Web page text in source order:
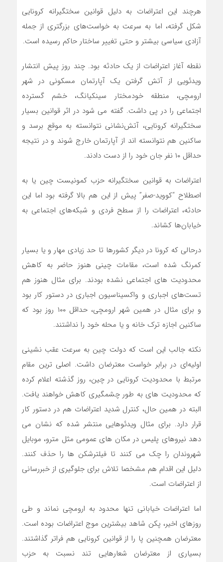
هرچند این اعتراضات به دلیل قوانین سختگیرانه کرونایی
شکل گرفته، اما به سرعت به خواست‌های بزرگتری از جمله
آزادی سیاسی بیشتر و حتی تغییر ساختار حاکم رسیده است.
نقطه آغاز اعتراضات از یک حادثه بود. چند روز پیش انتشار
ویدئویی از آتش گرفتن یک آپارتمان مسکونی در شهر
ارومچی، منطقه خودمختار سینکیانگ، خشم گسترده
اجتماعی را در پی داشت. گفته می شود در اثر قوانین بسیار
سختگیرانه کرونایی، آتش‌نشانی نتوانسته به موقع برسد و
ساکنین هم نتوانسته اند از آپارتمان خارج شوند و در نتیجه
حداقل ۱۰ نفر جان خود را از دست دادند.
اعتراضات به قوانین سختگیرانه حزب کمونیست چین یا به
اصطلاح “کووید-صفر” پیش از این هم بالا گرفته بود اما این
حادثه، اعتراضات را از سطح فردی و شبکه‌های اجتماعی به
خیابان‌ها کشاند.
درحالی که کرونا در دیگر کشورها تا حد زیادی مهار و یا بسیار
کمرنگ شده است، مقامات چینی هنوز حاضر به کاهش
محدودیت های اجتماعی نشده بودند. برای مثال هنوز هم
تست‌های اجباری و واکسیناسیون اجباری در دستور کار بود
و برای مثال در همین شهر ارومچی، حداقل ۱۰۰ روز بود که
ساکنین اجازه ترک خانه و یا محله خود را نداشتند.
نکته جالب این است که دولت چین به سرعت عقب نشینی
اولیه‌ای در برابر خواست معترضان داشت. اصلی ترین مقام
مرتبط با محدودیت کرونایی در چین، روز گذشته اعلام کرده
که محدودیت های به طور چشمگیری کاهش خواهند یافت.
البته در همین حال، کنترل شدید اعتراضات هم در دستور کار
قرار دارد. برای مثال ویدئوهایی منتشر شده که نشان می
دهد نیروهای پلیس در مکان های عمومی مثل مترو، موبایل
شهروندان را چک می کنند تا فیلترشکن ها را حذف کنند.
دلیل این اقدام هم مشخصا تلاش برای جلوگیری از خبررسانی
از اعتراضات است.
اما اعتراضات خیابانی تنها محدود به ارومچی نماند و طی
روزهای اخیر، پکن شاهد بیشترین موج اعتراضات بوده است.
معترضان همچنین پا را از قوانین کرونایی هم فراتر گذاشتند.
بسیاری از معترضان شعارهایی تند نسبت به حزب